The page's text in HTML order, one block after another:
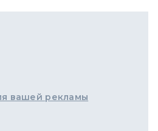
вашей рекламы